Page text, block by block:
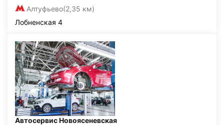
Алтуфьево(2,35 км)
Лобненская 4
Автосервис Новоясеневская